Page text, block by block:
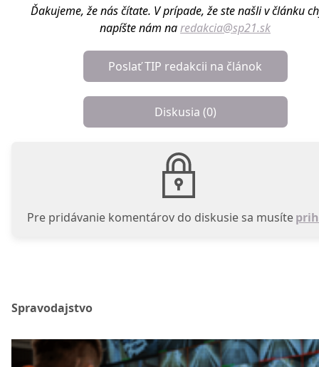
Ďakujeme, že nás čítate. V prípade, že ste našli v článku
napíšte nám naredakcia@sp21.sk
Poslať TIP redakcii na článok
Diskusia (0)
Pre pridávanie komentárov do diskusie sa musíte
Spravodajstvo